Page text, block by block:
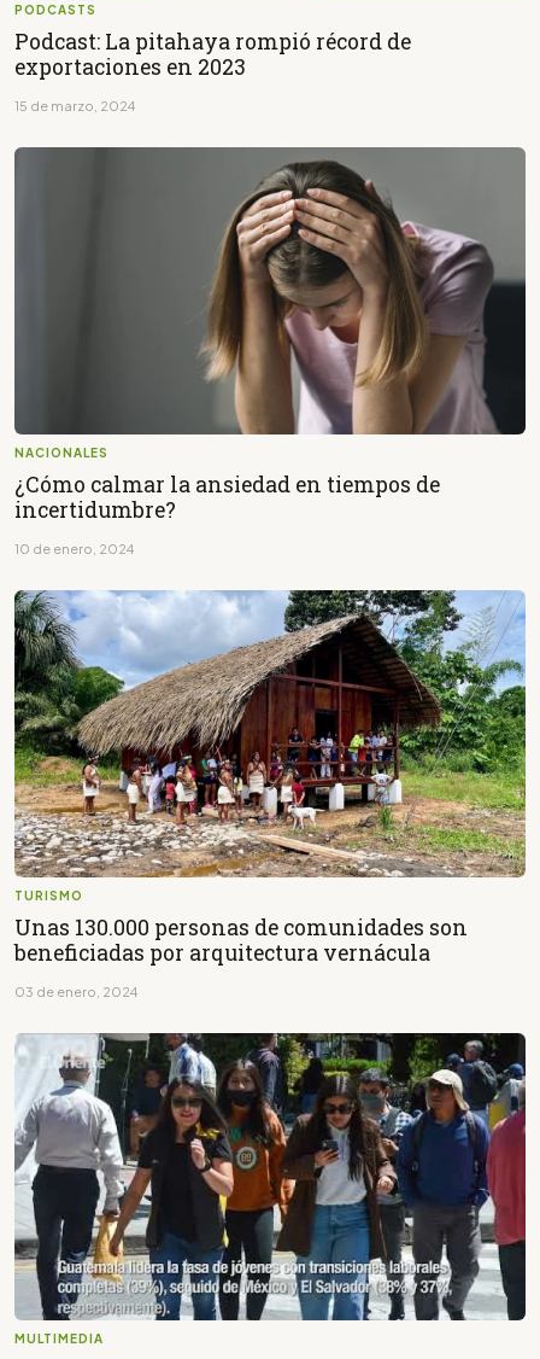
PODCASTS
Podcast: La pitahaya rompió récord de
exportaciones en 2023
15 de marzo, 2024
NACIONALES
¿Cómo calmar la ansiedad en tiempos de
incertidumbre?
10 de enero, 2024
TURISMO
Unas 130.000 personas de comunidades son
beneficiadas por arquitectura vernácula
03 de enero, 2024
MULTIMEDIA